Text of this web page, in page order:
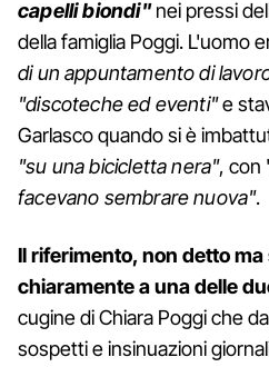
capelli biondi"nei pressi
della famiglia Poggi. L'uomo
di un appuntamento di
"discoteche ed eventi"e
Garlasco quando si è
"su una bicicletta nera", con
facevano sembrare nuova".
Il riferimento, non detto
chiaramente a una delle
cugine di Chiara Poggi che
sospetti e insinuazioni